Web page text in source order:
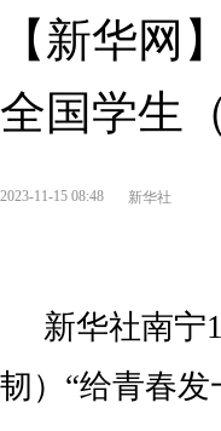
【新华
全国学生
2023-11-15 08:48 新华社
新华社南宁
韧）“给青春